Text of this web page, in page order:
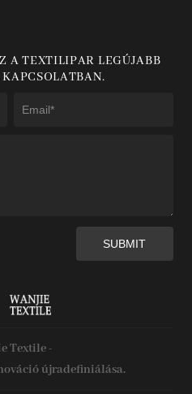
A TEXTILIPAR LEGÚJABB
Textile -
újradefiniálása.